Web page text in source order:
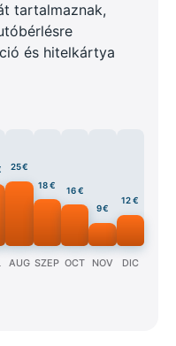
tartalmaznak,
és hitelkártya
25 €
AUG
18 €
SZEP
16 €
OCT
9 €
NOV
12 €
DIC